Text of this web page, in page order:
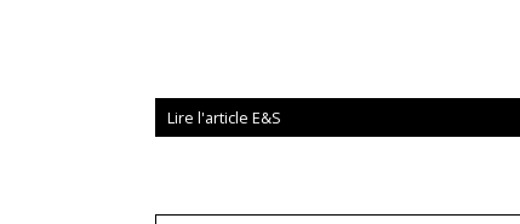
Lire l'article E&S